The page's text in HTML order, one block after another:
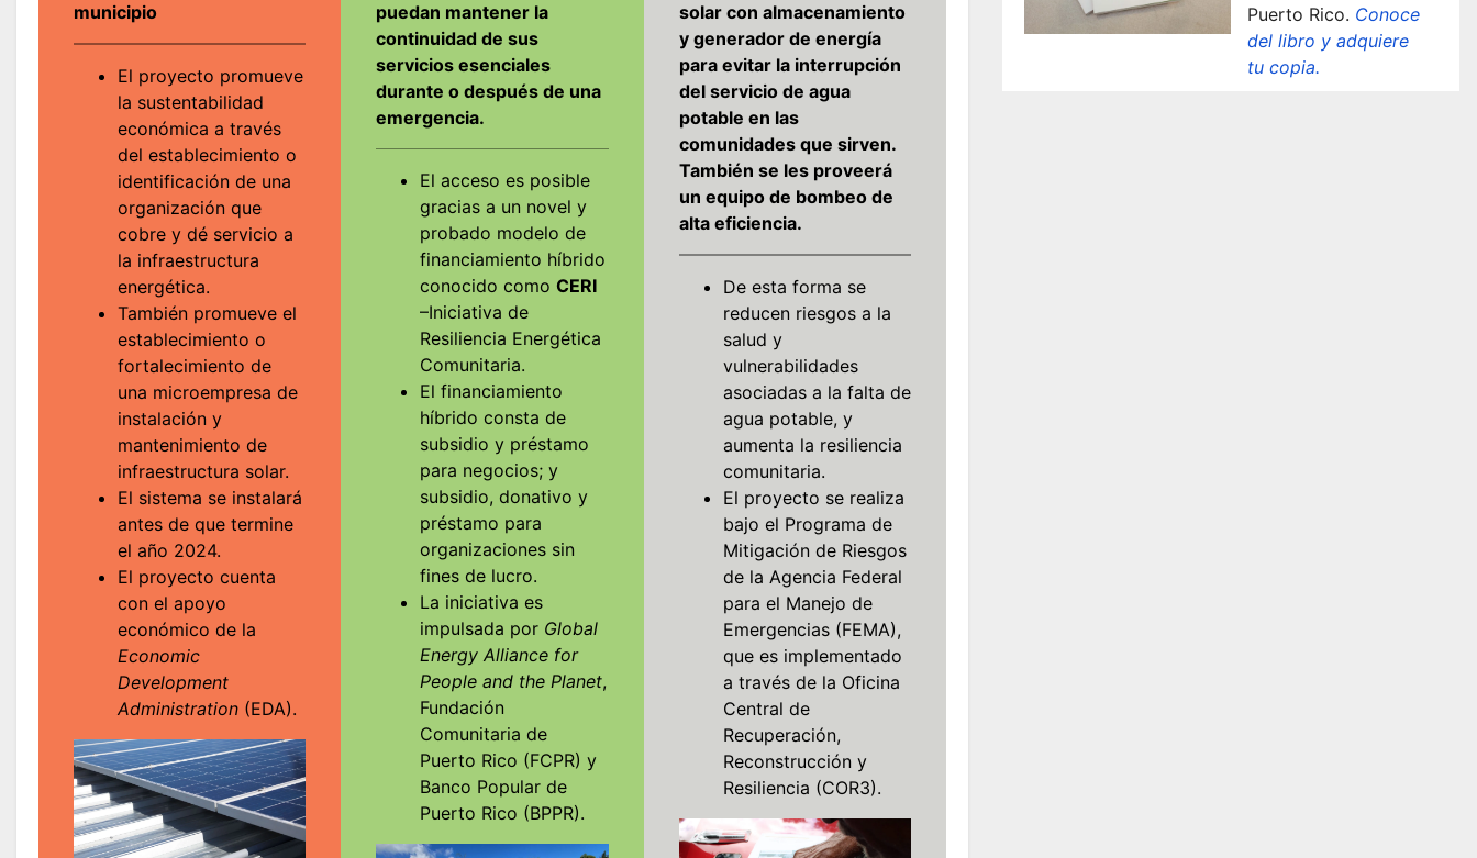
municipio
El proyecto promueve
la sustentabilidad
económica a través
del establecimiento o
identificación de una
organización que
cobre y dé servicio a
la infraestructura
energética.
También promueve el
establecimiento o
fortalecimiento de
una microempresa de
instalación y
mantenimiento de
infraestructura solar.
El sistema se instalará
antes de que termine
el año 2024.
El proyecto cuenta
con el apoyo
económico de la
Economic
Development
Administration (EDA).
puedan mantener la
continuidad de sus
servicios esenciales
durante o después de una
emergencia.
El acceso es posible
gracias a un novel y
probado modelo de
financiamiento híbrido
conocido comoCERI
–Iniciativa de
Resiliencia Energética
Comunitaria.
El financiamiento
híbrido consta de
subsidio y préstamo
para negocios; y
subsidio, donativo y
préstamo para
organizaciones sin
fines de lucro.
La iniciativa es
impulsada por Global
Energy Alliance for
People and the Planet,
Fundación
Comunitaria de
Puerto Rico (FCPR) y
Banco Popular de
Puerto Rico (BPPR).
solar con almacenamiento
y generador de energía
para evitar la interrupción
del servicio de agua
potable en las
comunidades que sirven.
También se les proveerá
un equipo de bombeo de
alta eficiencia.
De esta forma se
reducen riesgos a la
salud y
vulnerabilidades
asociadas a la falta de
agua potable, y
aumenta la resiliencia
comunitaria.
El proyecto se realiza
bajo el Programa de
Mitigación de Riesgos
de la Agencia Federal
para el Manejo de
Emergencias (FEMA),
que es implementado
a través de la Oficina
Central de
Recuperación,
Reconstrucción y
Resiliencia (COR3).
Puerto Rico. Conoce
del libro y adquiere
tu copia.